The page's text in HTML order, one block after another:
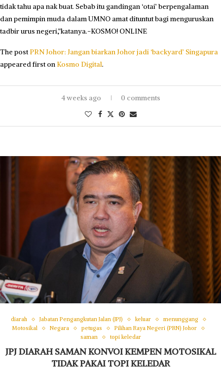
tidak tahu apa nak buat. Sebab itu gandingan ‘otai’ berpengalaman
dan pemimpin muda dalam UMNO amat dituntut bagi menguruskan
tadbir urus negeri,”katanya.-KOSMO! ONLINE
The postPRN Johor: Jangan biarkan Johor jadi ‘backyard’ Singapura
appeared first on Kosmo Digital.
4 weeks ago 0 comments
diarah Jabatan Pengangkutan Jalan (JPJ) keluar
menunggang
Motosikal
Negara petugas
Pilihan Raya Negeri (PRN) Johor
saman
topi keledar
JPJ DIARAH SAMAN KONVOI KEMPEN MOTOSIKAL
TIDAK PAKAI TOPI KELEDAR